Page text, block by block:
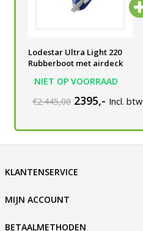
Lodestar Ultra Light 220
Rubberboot met airdeck
NIET OP VOORRAAD
buitenboordmotor
€2.445,00 2395,- Incl. btw
KLANTENSERVICE
MIJN ACCOUNT
BETAALMETHODEN